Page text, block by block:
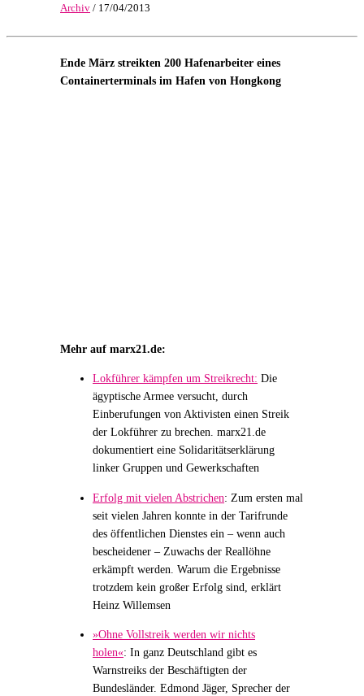
Archiv / 17/04/2013
Ende März streikten 200 Hafenarbeiter eines
Containerterminals im Hafen von Hongkong
Mehr auf marx21.de:
Lokführer kämpfen um Streikrecht: Die
ägyptische Armee versucht, durch
Einberufungen von Aktivisten einen Streik
der Lokführer zu brechen. marx21.de
dokumentiert eine Solidaritätserklärung
linker Gruppen und Gewerkschaften
Erfolg mit vielen Abstrichen: Zum ersten mal
seit vielen Jahren konnte in der Tarifrunde
des öffentlichen Dienstes ein – wenn auch
bescheidener – Zuwachs der Reallöhne
erkämpft werden. Warum die Ergebnisse
trotzdem kein großer Erfolg sind, erklärt
Heinz Willemsen
»Ohne Vollstreik werden wir nichts
holen«: In ganz Deutschland gibt es
Warnstreiks der Beschäftigten der
Bundesländer. Edmond Jäger, Sprecher der